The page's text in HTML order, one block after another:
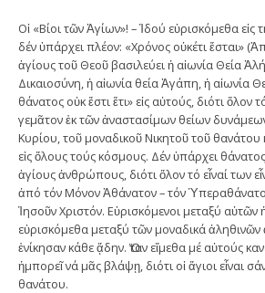
Οἱ «Βίοι τῶν Ἁγίων»! – Ἰδού εὑρισκόμεθα εἰς
δέν ὑπάρχει πλέον: «Χρόνος οὐκέτι ἔσται»
ἁγίους τοῦ Θεοῦ βασιλεύει ἡ αἰωνία Θεία
Δικαιοσύνη, ἡ αἰωνία θεία Ἀγάπη, ἡ αἰωνία
θάνατος οὐκ ἔστι ἔτι» εἰς αὐτούς, διότι ὅλον
γεμᾶτον ἐκ τῶν ἀναστασίμων θείων
Κυρίου, τοῦ μοναδικοῦ Νικητοῦ τοῦ
εἰς ὅλους τούς κόσμους. Δέν ὑπάρχει
ἁγίους ἀνθρώπους, διότι ὅλον τό εἶναί των
ἀπό τόν Μόνον Ἀθάνατον – τόν
Ἰησοῦν Χριστόν. Εὑρισκόμενοι μεταξύ αὐτῶν
εὑρισκόμεθα μεταξύ τῶν μοναδικά ἀληθινῶν
ἐνίκησαν κάθε ᾅδην. Ὅταν εἴμεθα μέ αὐτούς
ἠμπορεῖ νά μᾶς βλάψῃ, διότι οἱ ἅγιοι εἶναι
θανάτου.